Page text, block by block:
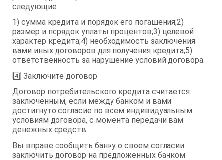
следующие:
1) сумма кредита и порядок его погашения;2)
размер и порядок уплаты процентов;3) целевой
характер кредита;4) необходимость заключения
вами иных договоров для получения кредита;5)
ответственность за нарушение условий договора.
4️⃣ Заключите договор
Договор потребительского кредита считается
заключенным, если между банком и вами
достигнуто согласие по всем индивидуальным
условиям договора, с момента передачи вам
денежных средств.
Вы вправе сообщить банку о своем согласии
заключить договор на предложенных банком